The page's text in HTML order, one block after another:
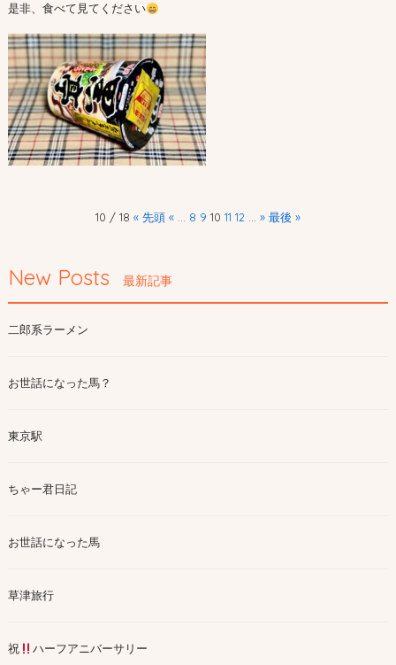
是非、食べて見てください
10 / 18 « 先頭 « ... 8 9 10 11 12 ... » 最後 »
New Posts 最新記事
二郎系ラーメン
お世話になった馬？
東京駅
ちゃー君日記
お世話になった馬
草津旅行
祝 ハーフアニバーサリー